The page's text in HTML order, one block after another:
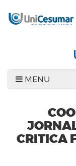
MENU
CRITICA